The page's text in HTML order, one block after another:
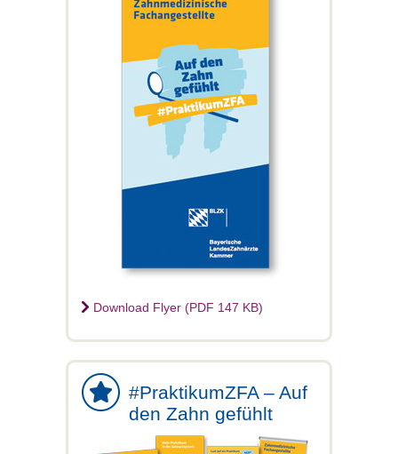
Download Flyer (PDF 147 KB)
#PraktikumZFA – Auf
den Zahn gefühlt